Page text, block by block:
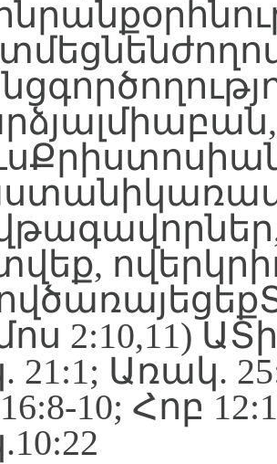
2:10,11)
Առակ.
10; Հոբ